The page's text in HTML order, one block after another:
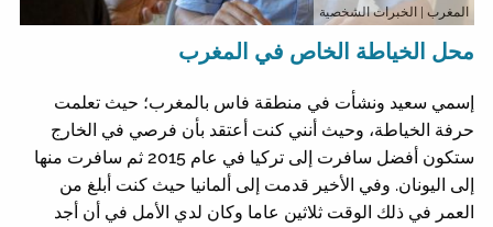
المغرب | الخبرات الشخصية
محل الخياطة الخاص في المغرب
إسمي سعيد ونشأت في منطقة فاس بالمغرب؛ حيث تعلمت
حرفة الخياطة، وحيث أنني كنت أعتقد بأن فرصي في الخارج
ستكون أفضل سافرت إلى تركيا في عام 2015 ثم سافرت منها
إلى اليونان. وفي الأخير قدمت إلى ألمانيا حيث كنت أبلغ من
العمر في ذلك الوقت ثلاثين عاما وكان لدي الأمل في أن أجد